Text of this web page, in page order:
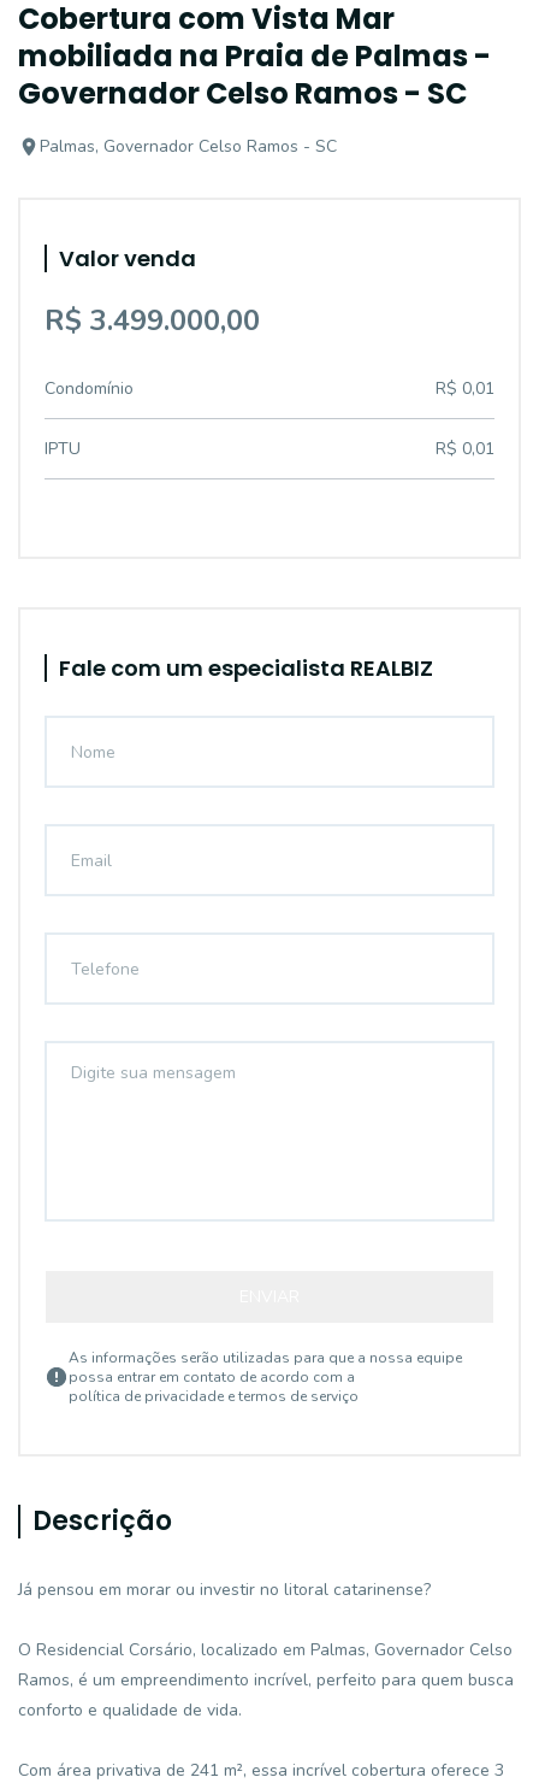
Cobertura com Vista Mar
mobiliada na Praia de Palmas -
Governador Celso Ramos - SC
Palmas, Governador Celso Ramos - SC
Valor venda
R$ 3.499.000,00
Condomínio R$ 0,01
IPTU R$ 0,01
Fale com um especialista REALBIZ
As informações serão utilizadas para que a nossa equipe
possa entrar em contato de acordo com a
política de privacidade e termos de serviço
Descrição
Já pensou em morar ou investir no litoral catarinense?
O Residencial Corsário, localizado em Palmas, Governador Celso
Ramos, é um empreendimento incrível, perfeito para quem busca
conforto e qualidade de vida.
Com área privativa de 241 m², essa incrível cobertura oferece 3